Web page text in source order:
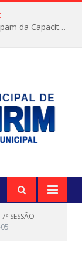
Servidores e Vereadores de Almeirim Participam da Capacitação “Orientar é a Nossa Missão”
SESSÃO